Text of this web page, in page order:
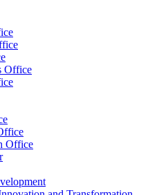
Office
Office